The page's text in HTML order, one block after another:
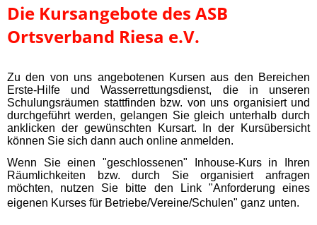
Die Kursangebote des ASB
Ortsverband Riesa e.V.
Zu den von uns angebotenen Kursen aus den Bereichen
Erste-Hilfe und Wasserrettungsdienst, die in unseren
Schulungsräumen stattfinden bzw. von uns organisiert und
durchgeführt werden, gelangen Sie gleich unterhalb durch
anklicken der gewünschten Kursart. In der Kursübersicht
können Sie sich dann auch online anmelden.
Wenn Sie einen "geschlossenen" Inhouse-Kurs in Ihren
Räumlichkeiten bzw. durch Sie organisiert anfragen
möchten, nutzen Sie bitte den Link "Anforderung eines
eigenen Kurses für Betriebe/Vereine/Schulen" ganz unten.